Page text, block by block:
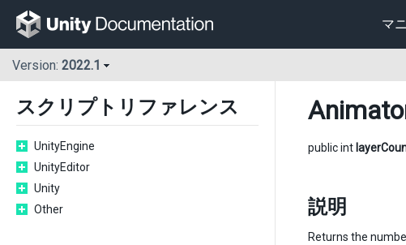
マ
Version: 2022.1
スクリプトリファレンス
UnityEngine
UnityEditor
Unity
Other
public int
説明
Returns the